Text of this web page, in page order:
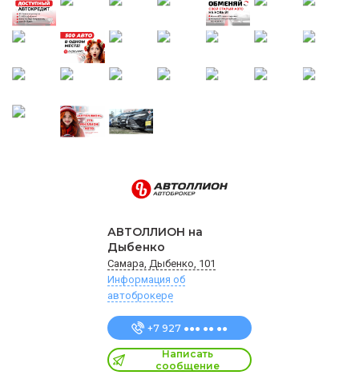
АВТОЛЛИОН на
Дыбенко
Самара, Дыбенко, 101
Информация об
автоброкере
+7 927 ●●● ●● ●●
Написать
сообщение